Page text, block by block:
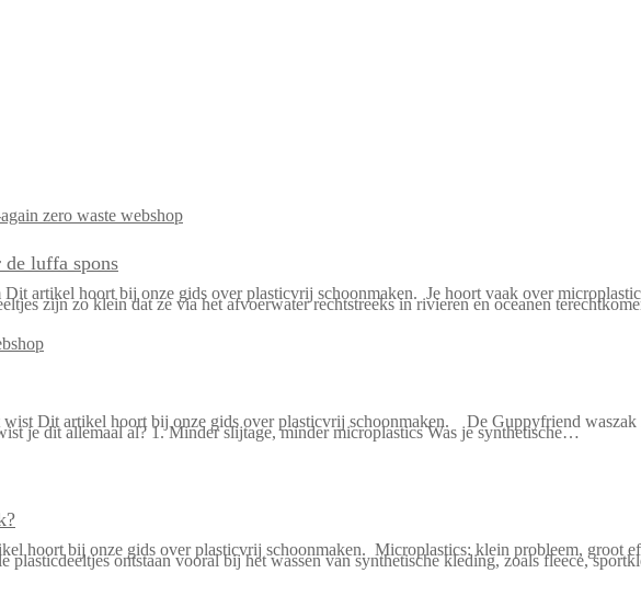
luffa spons
artikel hoort bij onze gids over plasticvrij schoonmaken. Je hoort vaak over
zijn zo klein dat ze via het afvoerwater rechtstreeks in rivieren en oceanen
Dit artikel hoort bij onze gids over plasticvrij schoonmaken. De Guppyfriend waszak
je dit allemaal al? 1. Minder slijtage, minder microplastics Was je synthetische…
hoort bij onze gids over plasticvrij schoonmaken. Microplastics: klein probleem, groot
ontstaan vooral bij het wassen van synthetische kleding, zoals fleece,